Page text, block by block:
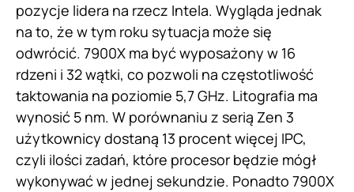
pozycje lidera na rzecz Intela. Wygląda jednak
na to, że w tym roku sytuacja może się
odwrócić. 7900X ma być wyposażony w 16
rdzeni i 32 wątki, co pozwoli na częstotliwość
taktowania na poziomie 5,7 GHz. Litografia ma
wynosić 5 nm. W porównaniu z serią Zen 3
użytkownicy dostaną 13 procent więcej IPC,
czyli ilości zadań, które procesor będzie mógł
wykonywać w jednej sekundzie. Ponadto 7900X